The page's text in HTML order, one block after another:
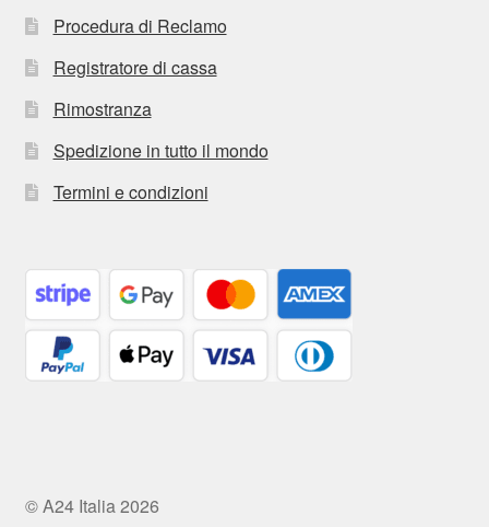
Procedura di Reclamo
Registratore di cassa
Rimostranza
Spedizione in tutto il mondo
Termini e condizioni
© A24 Italia 2026